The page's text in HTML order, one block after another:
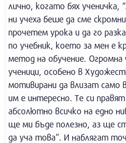
лично, когато бях
ни учеха беше да сме
прочетем урока и да го
по учебник, което за мен е
метод на обучение.
ученици, особено в
мотивирани да влизат само
им е интересно. Те си
абсолютно всичко на едно
ще ми бъде полезно, аз ще
да уча това”. И наблягат